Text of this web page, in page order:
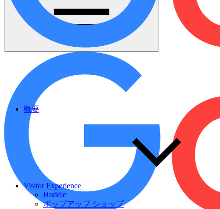
概要
Visitor Experience
Huddle
ポップアップ ショップ